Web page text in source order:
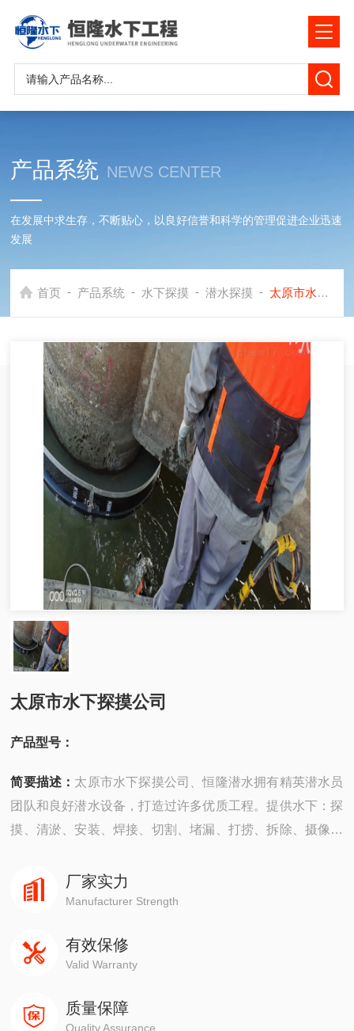
产品系统 NEWS CENTER
在发展中求生存，不断贴心，以良好信誉和科学的管理促进企业迅速
发展
首页 - 产品系统 - 水下探摸 - 潜水探摸 - 太原市水下探摸公司
太原市水下探摸公司
产品型号：
简要描述： 太原市水下探摸公司、恒隆潜水拥有精英潜水员
团队和良好潜水设备，打造过许多优质工程。提供水下：探
摸、清淤、安装、焊接、切割、堵漏、打捞、拆除、摄像、
程，有着严密的安全组织机构，*的质量保证体系，严格的
安全措施，并以高质量快速度、守信誉而深受广大业主企业
厂家实力
Manufacturer Strength
有效保修
Valid Warranty
质量保障
Quality Assurance